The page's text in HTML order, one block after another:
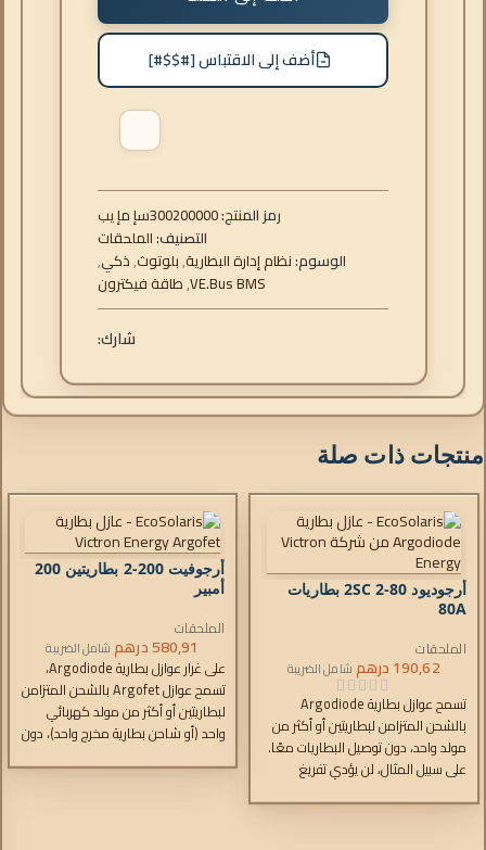
أضف إلى الاقتباس [#$$#]
رمز المنتج: بي إم إس300200000
التصنيف:الملحقات
الوسوم:نظام إدارة البطارية,بلوتوث,ذكي,
VE.Bus BMS
,طاقة فيكترون
شارك:
منتجات ذات صلة
أرجوديود 80-2SC 2 بطاريات
80A
الملحقات
190,62درهمشامل الضريبة
تسمح عوازل بطارية Argodiode
بالشحن المتزامن لبطاريتين أو أكثر من
مولد واحد، دون توصيل البطاريات معًا.
على سبيل المثال، لن يؤدي تفريغ
البادئ أيضًا. انخفاض الجهد الكهربائي
أرجوفيت 200-2 بطاريتين 200
أمبير
الملحقات
580,91درهم شامل الضريبة
على غرار عوازل بطارية Argodiode،
تسمح عوازل Argofet بالشحن المتزامن
لبطاريتين أو أكثر من مولد كهربائي
واحد (أو شاحن بطارية مخرج واحد)، دون